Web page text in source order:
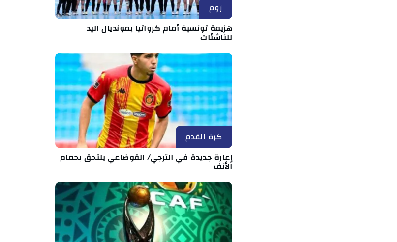
زوم
هزيمة تونسية أمام كرواتيا بمونديال اليد
للناشئات
كرة القدم
إعارة جديدة في الترجي/ القوضاعي يلتحق بحمام
الأنف